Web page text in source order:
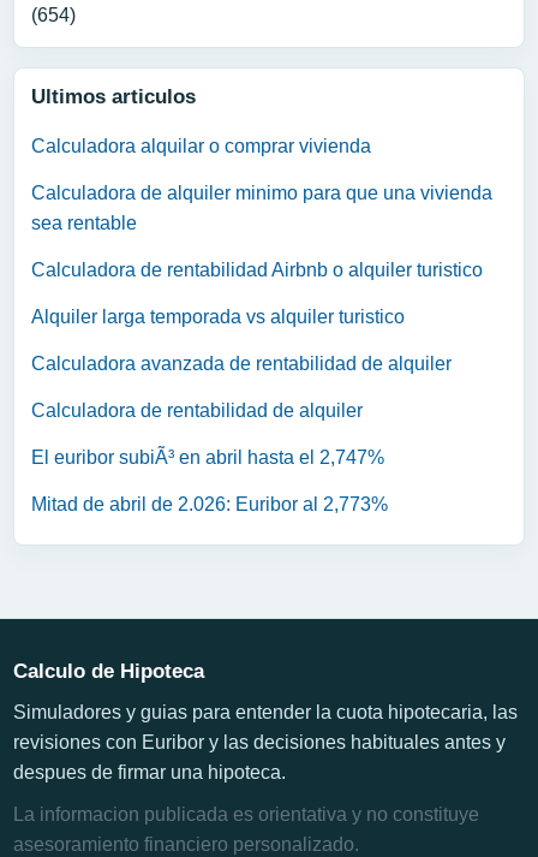
(654)
Ultimos articulos
Calculadora alquilar o comprar vivienda
Calculadora de alquiler minimo para que una vivienda
sea rentable
Calculadora de rentabilidad Airbnb o alquiler turistico
Alquiler larga temporada vs alquiler turistico
Calculadora avanzada de rentabilidad de alquiler
Calculadora de rentabilidad de alquiler
El euribor subiÃ³ en abril hasta el 2,747%
Mitad de abril de 2.026: Euribor al 2,773%
Calculo de Hipoteca
Simuladores y guias para entender la cuota hipotecaria, las
revisiones con Euribor y las decisiones habituales antes y
despues de firmar una hipoteca.
La informacion publicada es orientativa y no constituye
asesoramiento financiero personalizado.